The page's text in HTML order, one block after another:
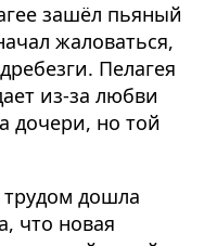
зашёл пьяный
жаловаться,
Пелагея
из-за любви
дочери, но той
трудом дошла
что новая